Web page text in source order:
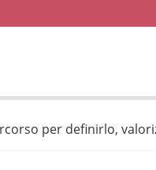
per definirlo,